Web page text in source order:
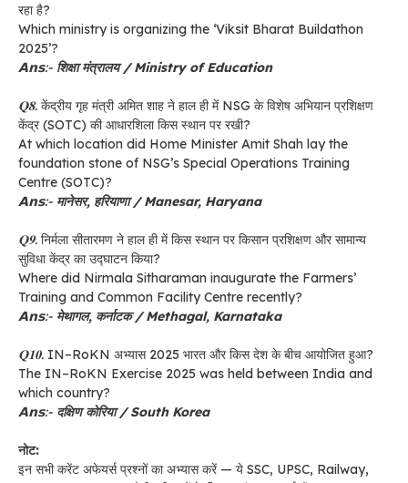
रहा है?
Which ministry is organizing the ‘Viksit Bharat Buildathon
2025’?
𝗔𝗻𝘀:- शिक्षा मंत्रालय / Ministry of Education
𝐐𝟖. केंद्रीय गृह मंत्री अमित शाह ने हाल ही में NSG के विशेष अभियान प्रशिक्षण
केंद्र (SOTC) की आधारशिला किस स्थान पर रखी?
At which location did Home Minister Amit Shah lay the
foundation stone of NSG’s Special Operations Training
Centre (SOTC)?
𝗔𝗻𝘀:- मानेसर, हरियाणा / Manesar, Haryana
𝐐𝟗. निर्मला सीतारमण ने हाल ही में किस स्थान पर किसान प्रशिक्षण और सामान्य
सुविधा केंद्र का उद्घाटन किया?
Where did Nirmala Sitharaman inaugurate the Farmers’
Training and Common Facility Centre recently?
𝗔𝗻𝘀:- मेथागल, कर्नाटक / Methagal, Karnataka
𝐐𝟏𝟎. IN–RoKN अभ्यास 2025 भारत और किस देश के बीच आयोजित हुआ?
The IN–RoKN Exercise 2025 was held between India and
which country?
𝗔𝗻𝘀:- दक्षिण कोरिया / South Korea
नोट:
इन सभी करेंट अफेयर्स प्रश्नों का अभ्यास करें — ये SSC, UPSC, Railway,